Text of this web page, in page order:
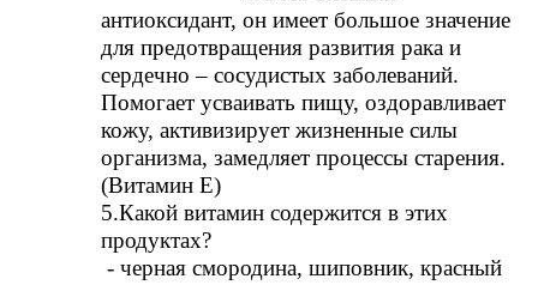
антиоксидант, он имеет большое значение
для предотвращения развития рака и
сердечно – сосудистых заболеваний.
Помогает усваивать пищу, оздоравливает
кожу, активизирует жизненные силы
организма, замедляет процессы старения.
(Витамин Е)
5.Какой витамин содержится в этих
продуктах?
- черная смородина, шиповник, красный